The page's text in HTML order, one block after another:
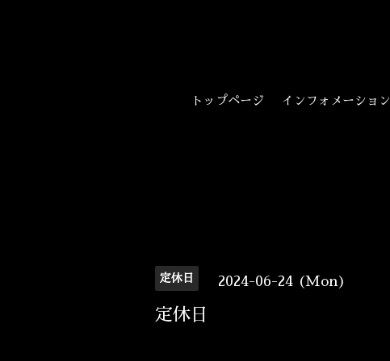
トップページ インフォメーション
定休日 2024-06-24 (Mon)
定休日